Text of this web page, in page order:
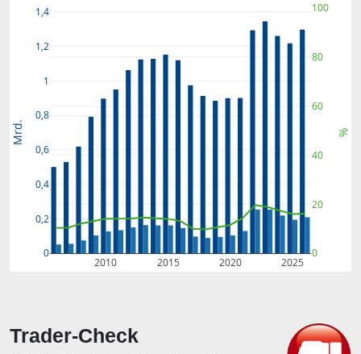
2010 2015 2020 2025
0
0,2
0,4
0,6
0,8
1
1,2
1,4
0
20
40
60
80
100
Mrd. %
Trader-Check